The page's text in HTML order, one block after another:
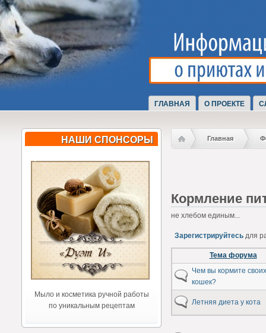
ГЛАВНАЯ О ПРОЕКТЕ
НАШИ СПОНСОРЫ
Мыло и косметика ручной работы
по уникальным рецептам
Главная
Кормление
не хлебом единым...
Зарегистрируйтесь для
Тема форума
Чем вы кормите своих
кошек?
Летняя диета у кота